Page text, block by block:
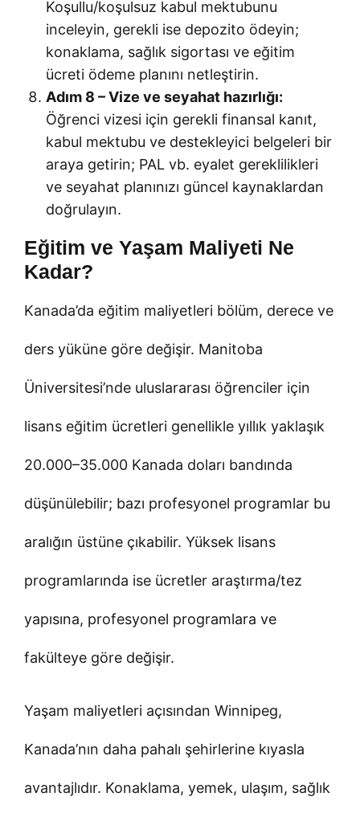
Koşullu/koşulsuz kabul mektubunu
inceleyin, gerekli ise depozito ödeyin;
konaklama, sağlık sigortası ve eğitim
ücreti ödeme planını netleştirin.
Adım 8 – Vize ve seyahat hazırlığı:
Öğrenci vizesi için gerekli finansal kanıt,
kabul mektubu ve destekleyici belgeleri bir
araya getirin; PAL vb. eyalet gereklilikleri
ve seyahat planınızı güncel kaynaklardan
doğrulayın.
Eğitim ve Yaşam Maliyeti Ne
Kadar?
Kanada’da eğitim maliyetleri bölüm, derece ve
ders yüküne göre değişir. Manitoba
Üniversitesi’nde uluslararası öğrenciler için
lisans eğitim ücretleri genellikle yıllık yaklaşık
20.000–35.000 Kanada doları bandında
düşünülebilir; bazı profesyonel programlar bu
aralığın üstüne çıkabilir. Yüksek lisans
programlarında ise ücretler araştırma/tez
yapısına, profesyonel programlara ve
fakülteye göre değişir.
Yaşam maliyetleri açısından Winnipeg,
Kanada’nın daha pahalı şehirlerine kıyasla
avantajlıdır. Konaklama, yemek, ulaşım, sağlık